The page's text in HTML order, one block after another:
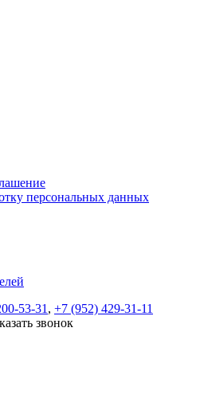
персональных данных
53-31 , +7 (952) 429-31-11
звонок